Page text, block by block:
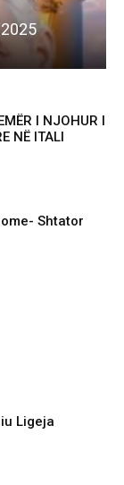
I NJOHUR I
NË ITALI
Shtator
Ligeja